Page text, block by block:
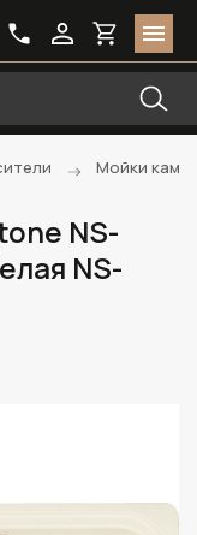
Мойки
NS-
NS-